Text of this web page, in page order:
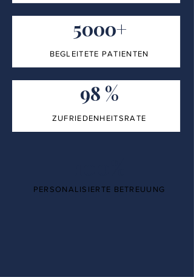
5000+
BEGLEITETE PATIENTEN
98 %
ZUFRIEDENHEITSRATE
PERSONALISIERTE BETREUUNG